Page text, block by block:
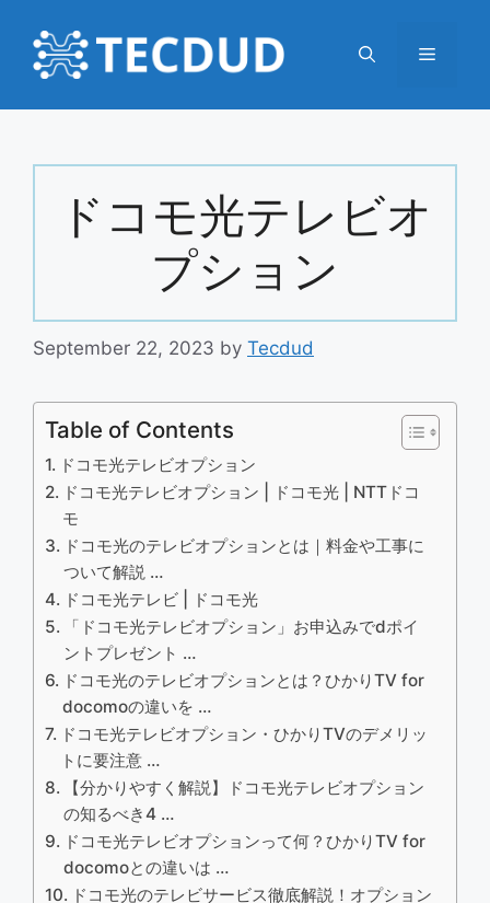
content
Menu
ドコモ光テレビオ
プション
September 22, 2023 by Tecdud
Table of Contents
ドコモ光テレビオプション
ドコモ光テレビオプション | ドコモ光 | NTTドコ
モ
ドコモ光のテレビオプションとは｜料金や工事に
ついて解説 …
ドコモ光テレビ | ドコモ光
「ドコモ光テレビオプション」お申込みでdポイ
ントプレゼント …
ドコモ光のテレビオプションとは？ひかりTV for
docomoの違いを …
ドコモ光テレビオプション・ひかりTVのデメリッ
トに要注意 …
【分かりやすく解説】ドコモ光テレビオプション
の知るべき4 …
ドコモ光テレビオプションって何？ひかりTV for
docomoとの違いは …
ドコモ光のテレビサービス徹底解説！オプション